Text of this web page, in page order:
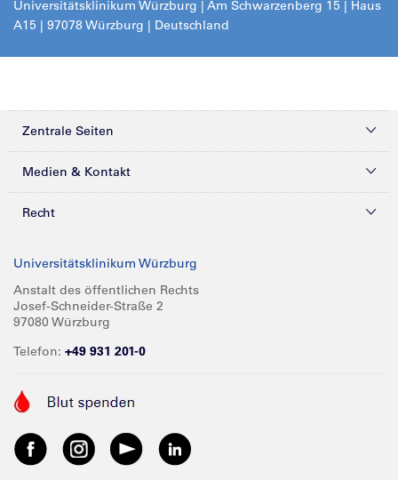
Universitätsklinikum Würzburg | Am Schwarzenberg 15 | Haus
A15 | 97078 Würzburg | Deutschland
Zentrale Seiten
Kliniken & Zentren
Forschung
Karriere
Medien & Kontakt
Presse
Glossar
Spenden
Anreise
Recht
Compliance
Impressum
Barrierefreiheit
Universitätsklinikum Würzburg
Anstalt des öffentlichen Rechts
Josef-Schneider-Straße 2
97080 Würzburg
Telefon: +49 931 201-0